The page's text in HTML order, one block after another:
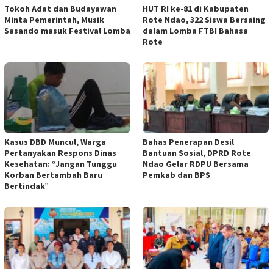
Tokoh Adat dan Budayawan
Minta Pemerintah, Musik
Sasando masuk Festival Lomba
HUT RI ke-81 di Kabupaten
Rote Ndao, 322 Siswa Bersaing
dalam Lomba FTBI Bahasa
Rote
Kasus DBD Muncul, Warga
Pertanyakan Respons Dinas
Kesehatan: “Jangan Tunggu
Korban Bertambah Baru
Bertindak”
Bahas Penerapan Desil
Bantuan Sosial, DPRD Rote
Ndao Gelar RDPU Bersama
Pemkab dan BPS